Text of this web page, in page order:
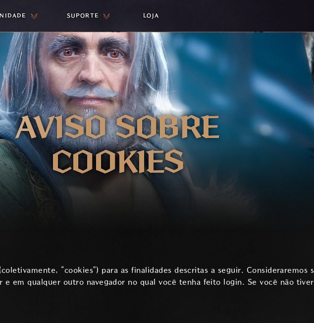
SUPORTE LOJA
AVISO SOBRE
COOKIES
“cookies”) para as finalidades descritas a seguir. Consideraremos
e em qualquer outro navegador no qual você tenha feito login. Se você não